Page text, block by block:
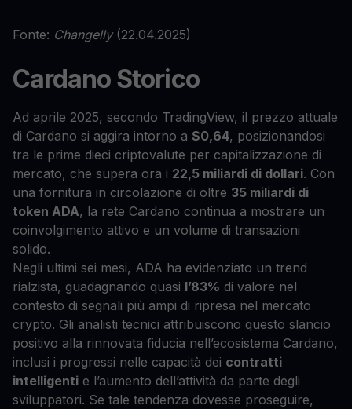
Fonte: Changelly(22.04.2025)
Cardano Storico
Ad aprile 2025, secondo TradingView, il prezzo attuale
di Cardano si aggira intorno a $0,64, posizionandosi
tra le prime dieci criptovalute per capitalizzazione di
mercato, che supera ora i 22,5 miliardi di dollari. Con
una fornitura in circolazione di oltre 35 miliardi di
token ADA, la rete Cardano continua a mostrare un
coinvolgimento attivo e un volume di transazioni
solido.
Negli ultimi sei mesi, ADA ha evidenziato un trend
rialzista, guadagnando quasi l’83% di valore nel
contesto di segnali più ampi di ripresa nel mercato
crypto. Gli analisti tecnici attribuiscono questo slancio
positivo alla rinnovata fiducia nell’ecosistema Cardano,
inclusi i progressi nelle capacità dei contratti
intelligenti e l’aumento dell’attività da parte degli
sviluppatori. Se tale tendenza dovesse proseguire,